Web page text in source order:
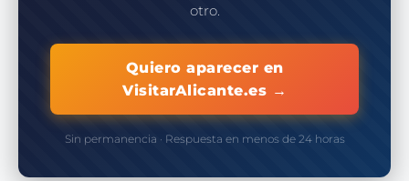
otro.
Quiero aparecer en
VisitarAlicante.es →
Sin permanencia · Respuesta en menos de 24 horas